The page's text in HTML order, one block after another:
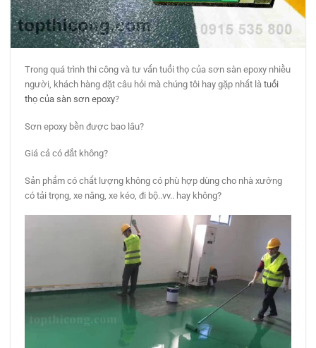
Trong quá trình thi công và tư vấn tuổi thọ của sơn sàn epoxy nhiều
người, khách hàng đặt câu hỏi mà chúng tôi hay gặp nhất làtuổi
thọ của sàn sơn epoxy?
Sơn epoxy bền được bao lâu?
Giá cả có đắt không?
Sản phẩm có chất lượng không có phù hợp dùng cho nhà xưởng
có tải trọng, xe nâng, xe kéo, đi bộ..vv.. hay không?